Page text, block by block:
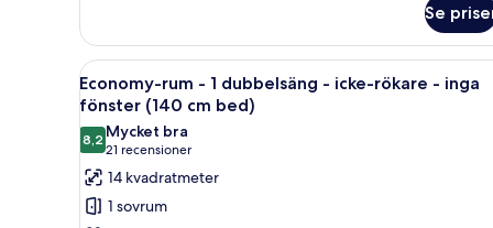
-
kingsize-
säng
icke-
rökare
Se
Öppna
alla
foton
för
Economy-
rum
-
En snyggt bäddad säng med
4
Economy-rum - 1 dubbelsäng - icke-rökare - inga
fönster (140 cm bed)
8,28,2 av 10
Mycket bra
21 recensioner
(21 recensioner)
14 kvadratmeter
1 sovrum